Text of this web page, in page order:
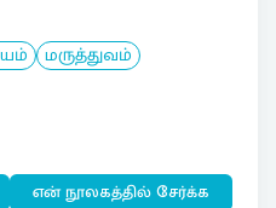
மருத்துவம்
என் நூலகத்தில் சேர்க்க